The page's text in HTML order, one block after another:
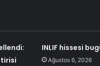
INLIF hissesi
Ağustos 6, 2026